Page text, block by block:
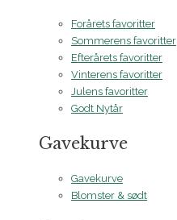
Forårets favoritter
Sommerens favoritter
Efterårets favoritter
Vinterens favoritter
Julens favoritter
Godt Nytår
Gavekurve
Gavekurve
Blomster & sødt